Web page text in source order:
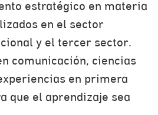
estratégico en materia
en el sector
y el tercer sector.
comunicación, ciencias
en primera
que el aprendizaje sea